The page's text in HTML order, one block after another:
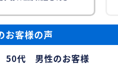
に過ごしていただける
お客様の声
代 男性のお客様